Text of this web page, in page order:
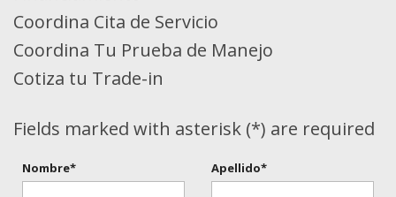
Coordina Cita de Servicio
Coordina Tu Prueba de Manejo
Cotiza tu Trade-in
Fields marked with asterisk (*) are required
Nombre* Apellido*